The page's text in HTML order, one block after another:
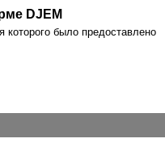
DJEM
было предоставлено